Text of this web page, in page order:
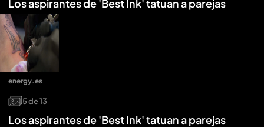
Los aspirantes de 'Best Ink' tatuan a parejas
5de13
Los aspirantes de 'Best Ink' tatuan a parejas
energy.es